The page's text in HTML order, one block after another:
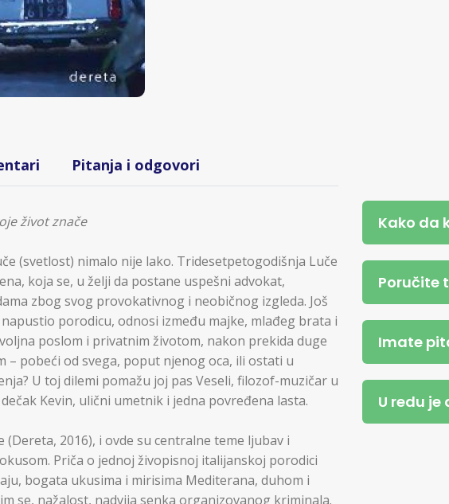
Pitanja i odgovori
život znače
(svetlost) nimalo nije lako. Tridesetpetogodišnja Luče
koja se, u želji da postane uspešni advokat,
zbog svog provokativnog i neobičnog izgleda. Još
porodicu, odnosi između majke, mlađeg brata i
poslom i privatnim životom, nakon prekida duge
– pobeći od svega, poput njenog oca, ili ostati u
U toj dilemi pomažu joj pas Veseli, filozof-muzičar u
Kevin, ulični umetnik i jedna povređena lasta.
(Dereta, 2016), i ovde su centralne teme ljubav i
Priča o jednoj živopisnoj italijanskoj porodici
bogata ukusima i mirisima Mediterana, duhom i
se, nažalost, nadvija senka organizovanog kriminala.
Kako da
Poručite
Imate
U redu